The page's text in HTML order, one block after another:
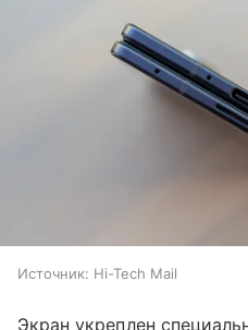
Источник: Hi-Tech Mail
Экран укреплен